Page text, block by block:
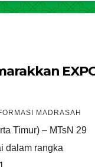
MADRASAH
Timur) – MTsN 29
dalam rangka